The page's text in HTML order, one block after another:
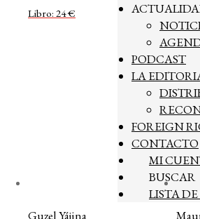
PODCAST
LA
FOREIGN
CONTACTO
MI
BUSCAR
LISTA
Libro: 24 €
Guzel Yájina